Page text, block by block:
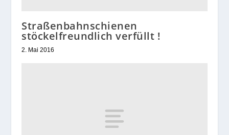
Straßenbahnschienen
stöckelfreundlich verfüllt !
2. Mai 2016